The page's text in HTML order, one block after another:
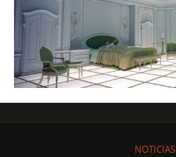
NOTICIAS